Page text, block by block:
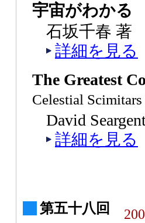
宇宙がわかる
石坂千春 著
詳細を見る
The Greatest
Celestial Scimitars
David
詳細を見る
第五十八回